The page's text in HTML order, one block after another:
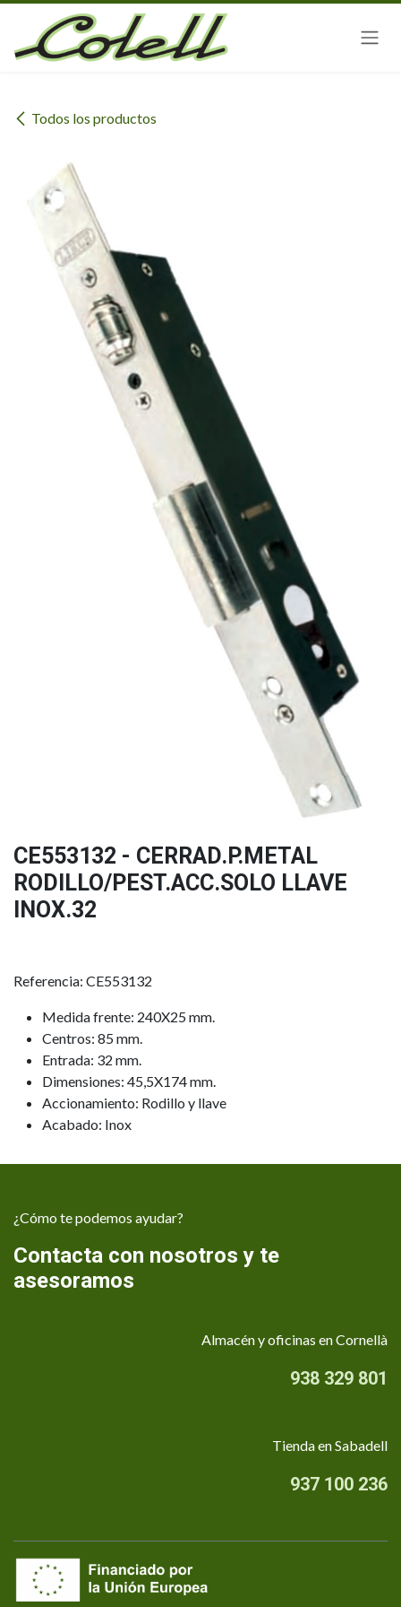
Ir al contenido
Todos los productos
CE553132 - CERRAD.P.METAL
RODILLO/PEST.ACC.SOLO LLAVE
INOX.32
Referencia: CE553132
Medida frente: 240X25 mm.
Centros: 85 mm.
Entrada: 32 mm.
Dimensiones: 45,5X174 mm.
Accionamiento: Rodillo y llave
Acabado: Inox
¿Cómo te podemos ayudar?
Contacta con nosotros y te
asesoramos
Almacén y oficinas en Cornellà
938 329 801
Tienda en Sabadell
937 100 236